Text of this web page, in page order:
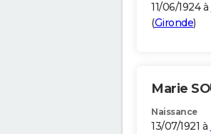
11/06/1924 à
(Gironde)
Marie
Naissance
13/07/1921 à